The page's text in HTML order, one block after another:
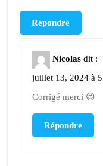
Répondre
Nicolas dit :
juillet 13, 2024 à
Corrigé merci 😉
Répondre